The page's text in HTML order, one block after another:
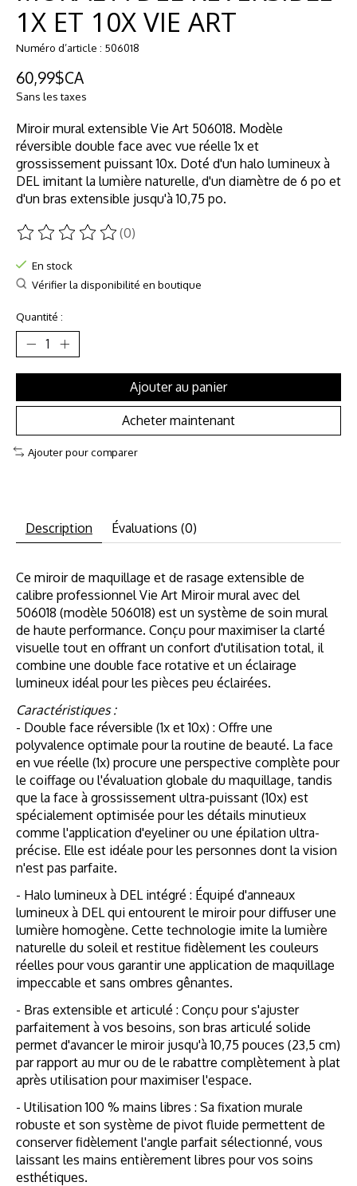
1X ET 10X VIE ART
Numéro d’article : 506018
60,99$CA
Sans les taxes
Miroir mural extensible Vie Art 506018. Modèle
réversible double face avec vue réelle 1x et
grossissement puissant 10x. Doté d'un halo lumineux à
DEL imitant la lumière naturelle, d'un diamètre de 6 po et
d'un bras extensible jusqu'à 10,75 po.
Ce produit est évalué à
(0)
En stock
Vérifier la disponibilité en boutique
Quantité :
Ajouter au panier
Acheter maintenant
Ajouter pour comparer
Description Évaluations (0)
Ce miroir de maquillage et de rasage extensible de
calibre professionnel Vie Art Miroir mural avec del
506018 (modèle 506018) est un système de soin mural
de haute performance. Conçu pour maximiser la clarté
visuelle tout en offrant un confort d'utilisation total, il
combine une double face rotative et un éclairage
lumineux idéal pour les pièces peu éclairées.
Caractéristiques :
- Double face réversible (1x et 10x) : Offre une
polyvalence optimale pour la routine de beauté. La face
en vue réelle (1x) procure une perspective complète pour
le coiffage ou l'évaluation globale du maquillage, tandis
que la face à grossissement ultra-puissant (10x) est
spécialement optimisée pour les détails minutieux
comme l'application d'eyeliner ou une épilation ultra-
précise. Elle est idéale pour les personnes dont la vision
n'est pas parfaite.
- Halo lumineux à DEL intégré : Équipé d'anneaux
lumineux à DEL qui entourent le miroir pour diffuser une
lumière homogène. Cette technologie imite la lumière
naturelle du soleil et restitue fidèlement les couleurs
réelles pour vous garantir une application de maquillage
impeccable et sans ombres gênantes.
- Bras extensible et articulé : Conçu pour s'ajuster
parfaitement à vos besoins, son bras articulé solide
permet d'avancer le miroir jusqu'à 10,75 pouces (23,5 cm)
par rapport au mur ou de le rabattre complètement à plat
après utilisation pour maximiser l'espace.
- Utilisation 100 % mains libres : Sa fixation murale
robuste et son système de pivot fluide permettent de
conserver fidèlement l'angle parfait sélectionné, vous
laissant les mains entièrement libres pour vos soins
esthétiques.